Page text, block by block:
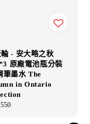
輪 - 安大略之秋
原廠電池瓶分裝
筆墨水 The
in Ontario